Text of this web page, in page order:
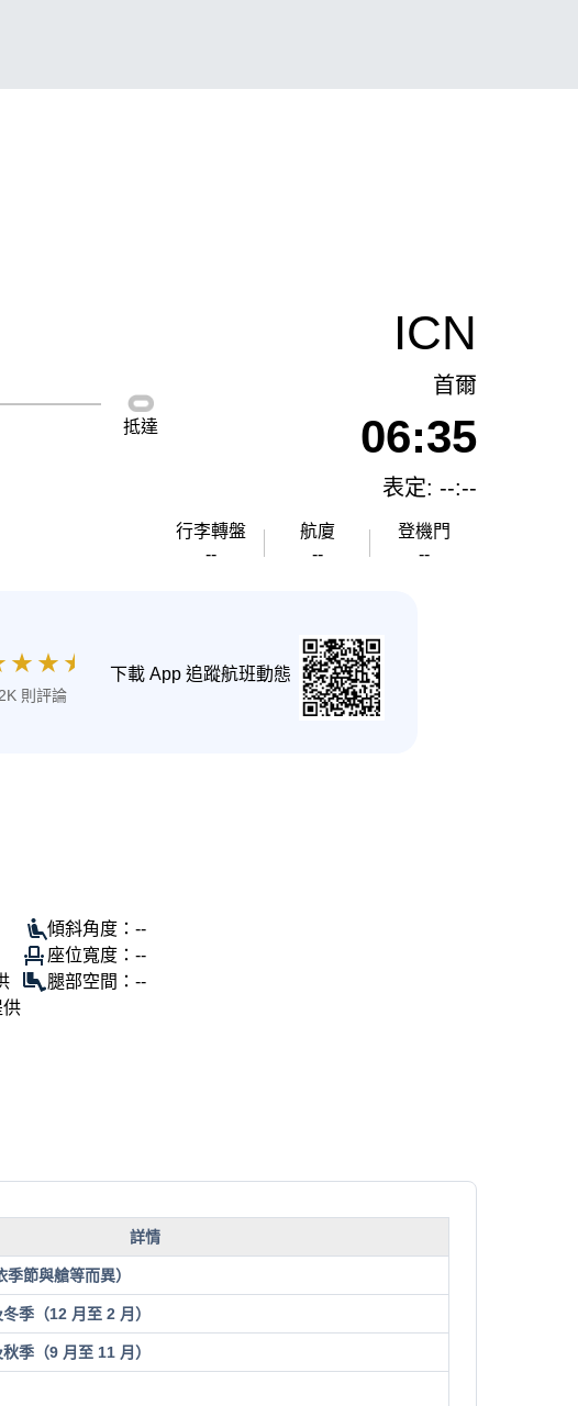
抵達
ICN
首爾
06:35
表定: --:--
行李轉盤
--
航廈
--
登機門
--
★ ★ ★
則評論
下載 App 追蹤航班動態
供
傾斜角度：--
座位寬度：--
腿部空間：--
詳情
節與艙等而異）
季（12 月至 2 月）
季（9 月至 11 月）